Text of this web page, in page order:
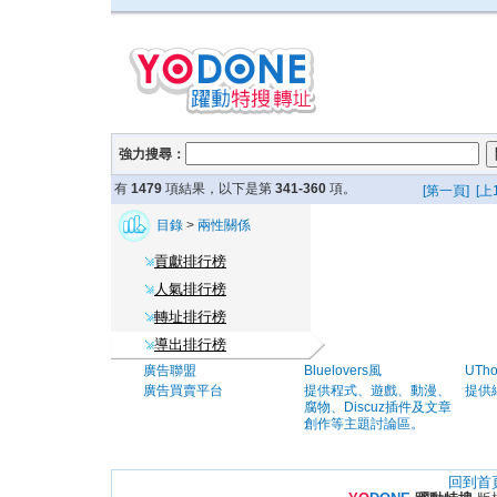
強力搜尋：
有 1479 項結果，以下是第 341-360 項。 [第一頁] [上
目錄 > 兩性關係
貢獻排行榜
人氣排行榜
轉址排行榜
導出排行榜
廣告聯盟
廣告買賣平台
Bluelovers風
提供程式、遊戲、動漫、
腐物、Discuz插件及文章
創作等主題討論區。
提供
回到首